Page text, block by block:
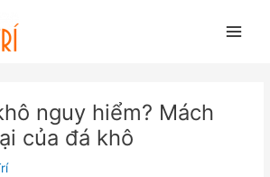
nguy hiểm? Mách
của đá khô